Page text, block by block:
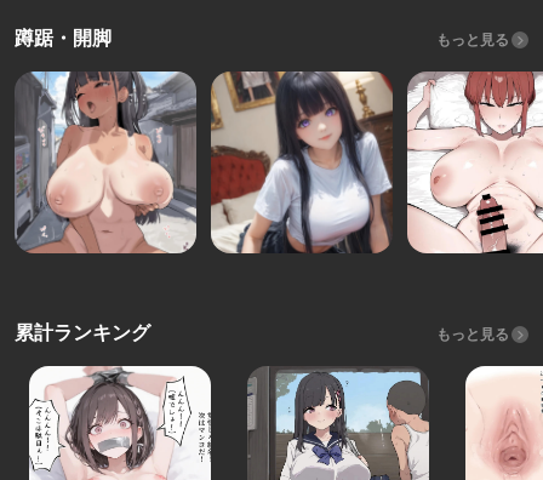
蹲踞・開脚 もっと見る
累計ランキング もっと見る